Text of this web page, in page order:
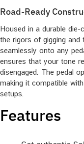
Road-Ready
Housed in a durable
the rigors of gigging
seamlessly onto any
ensures that your tone
disengaged. The pedal
making it compatible
setups.
Features